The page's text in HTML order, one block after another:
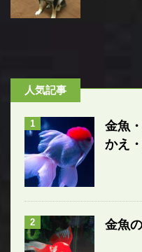
人気記事
1
金魚
かえ
2 金魚